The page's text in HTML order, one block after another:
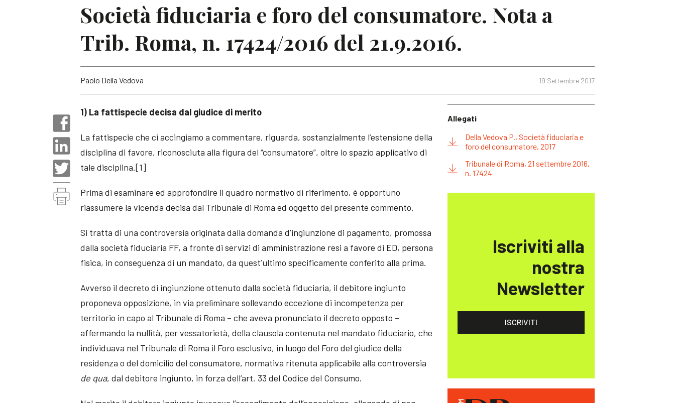
Società fiduciaria e foro del consumatore. Nota a
Trib. Roma, n. 17424/2016 del 21.9.2016.
19 Settembre 2017
Paolo Della Vedova
1) La fattispecie decisa dal giudice di merito
La fattispecie che ci accingiamo a commentare, riguarda, sostanzialmente l’estensione della
disciplina di favore, riconosciuta alla figura del “consumatore”, oltre lo spazio applicativo di
tale disciplina.[1]
Prima di esaminare ed approfondire il quadro normativo di riferimento, è opportuno
riassumere la vicenda decisa dal Tribunale di Roma ed oggetto del presente commento.
Si tratta di una controversia originata dalla domanda d’ingiunzione di pagamento, promossa
dalla società fiduciaria FF, a fronte di servizi di amministrazione resi a favore di ED, persona
fisica, in conseguenza di un mandato, da quest’ultimo specificamente conferito alla prima.
Avverso il decreto di ingiunzione ottenuto dalla società fiduciaria, il debitore ingiunto
proponeva opposizione, in via preliminare sollevando eccezione di incompetenza per
territorio in capo al Tribunale di Roma – che aveva pronunciato il decreto opposto –
affermando la nullità, per vessatorietà, della clausola contenuta nel mandato fiduciario, che
individuava nel Tribunale di Roma il Foro esclusivo, in luogo del Foro del giudice della
residenza o del domicilio del consumatore, normativa ritenuta applicabile alla controversia
de qua, dal debitore ingiunto, in forza dell’art. 33 del Codice del Consumo.
Allegati
Della Vedova P., Società fiduciaria e
foro del consumatore, 2017
Tribunale di Roma, 21 settembre 2016,
n. 17424
Iscriviti alla
nostra
Newsletter
ISCRIVITI